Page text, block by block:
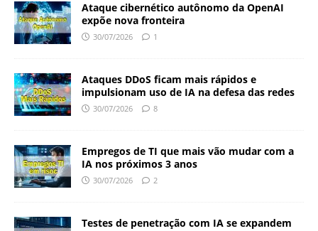
Ataque cibernético autônomo da OpenAI
expõe nova fronteira
30/07/2026 1
Ataques DDoS ficam mais rápidos e
impulsionam uso de IA na defesa das redes
30/07/2026 8
Empregos de TI que mais vão mudar com a
IA nos próximos 3 anos
30/07/2026 2
Testes de penetração com IA se expandem